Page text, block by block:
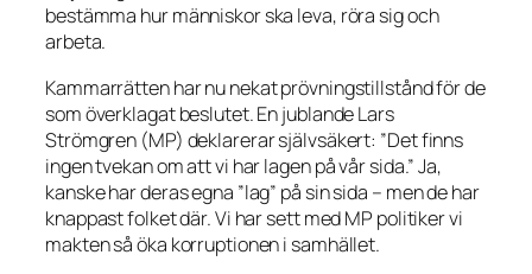
bestämma hur människor ska leva, röra sig och
arbeta.
Kammarrätten har nu nekat prövningstillstånd för de
som överklagat beslutet. En jublande Lars
Strömgren (MP) deklarerar självsäkert: ”Det finns
ingen tvekan om att vi har lagen på vår sida.”Ja,
kanske har deras egna ”lag” på sin sida – men de har
knappast folket där. Vi har sett med MP politiker vi
makten så öka korruptionen i samhället.